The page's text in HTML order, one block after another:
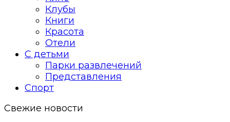
Клубы
Книги
Красота
Отели
С детьми
Парки развлечений
Представления
Спорт
Свежие новости